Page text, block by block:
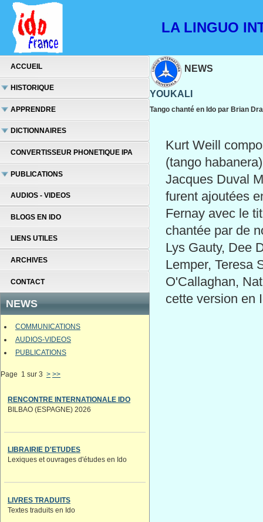
LA LINGUO
ACCUEIL
HISTORIQUE
APPRENDRE
DICTIONNAIRES
CONVERTISSEUR PHONETIQUE IPA
PUBLICATIONS
AUDIOS - VIDEOS
BLOGS EN IDO
LIENS UTILES
ARCHIVES
CONTACT
NEWS
COMMUNICATIONS
AUDIOS-VIDEOS
PUBLICATIONS
Page 1 sur 3 > >>
RENCONTRE INTERNATIONALE IDO
BILBAO (ESPAGNE) 2026
LIBRAIRIE D'ETUDES
Lexiques et ouvrages d'études en Ido
LIVRES TRADUITS
Textes traduits en Ido
NEWS
YOUKALI
Tango chanté en Ido par Brian
Kurt Weill
(tango
Jacques Duval
furent ajoutées
Fernay avec le
chantée par de
Lys Gauty, Dee
Lemper, Teresa
O'Callaghan,
cette version en